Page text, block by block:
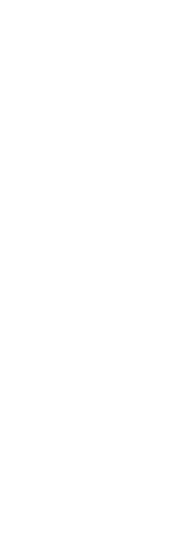
できない場合が